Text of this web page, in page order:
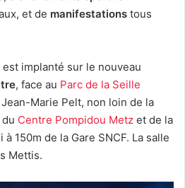
et de manifestations tous
implanté sur le nouveau
, face au Parc de la Seille
Marie Pelt, non loin de la
Centre Pompidou Metz et de la
150m de la Gare SNCF. La salle
Mettis.